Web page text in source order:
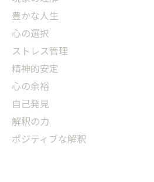
豊かな人生
心の選択
ストレス管理
精神的安定
心の余裕
自己発見
解釈の力
ポジティブな解釈